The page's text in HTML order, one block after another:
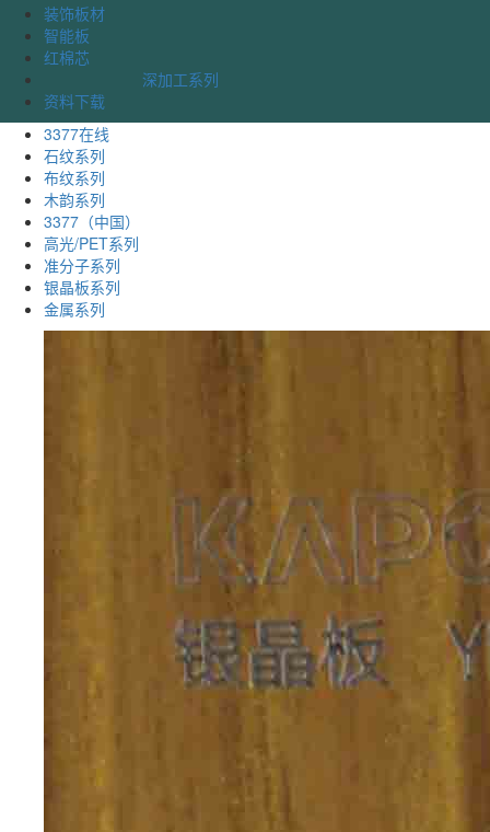
装饰板材
智能板
红棉芯
深加工系列
资料下载
3377在线
石纹系列
布纹系列
木韵系列
3377（中国）
高光/PET系列
准分子系列
银晶板系列
金属系列